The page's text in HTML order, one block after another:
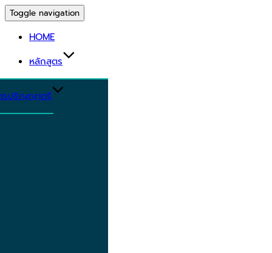
Toggle navigation
HOME
หลักสูตร
รปริญญาตรี